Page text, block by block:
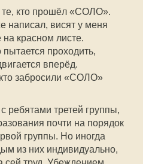
кто прошёл «СОЛО».
написал, висят у меня
на красном листе.
проходить,
вперёд.
забросили «СОЛО»
ребятами третей группы,
почти на порядок
группы. Но иногда
из них индивидуально,